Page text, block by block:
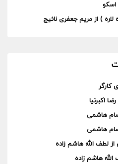
اسکو
لاره ) از مریم جعفری نائیج
کارگر
اکبرنیا
هاشمی
هاشمی
لطف الله هاشم زاده
الله هاشم زاده